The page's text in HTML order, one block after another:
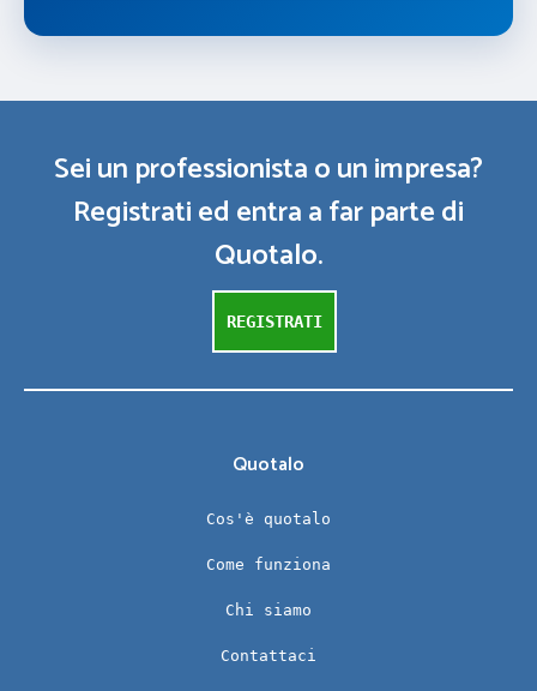
Sei un professionista o un impresa?
Registrati ed entra a far parte di
Quotalo.
REGISTRATI
Quotalo
Cos'è quotalo
Come funziona
Chi siamo
Contattaci